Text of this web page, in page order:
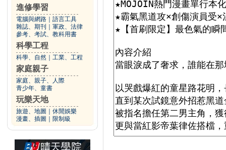
進修學習
電腦與網路
語言工具
雜誌、期刊
軍政、法律
參考、考試、教科用書
科學工程
科學、自然 工業、工程
家庭親子
家庭、親子、人際
青少年、童書
玩樂天地
旅遊、地圖
休閒娛樂
漫畫、插圖
限制級